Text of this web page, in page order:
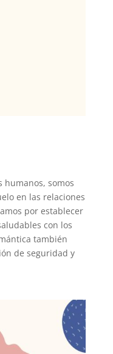
humanos, somos
en las relaciones
por establecer
con los
también
de seguridad y